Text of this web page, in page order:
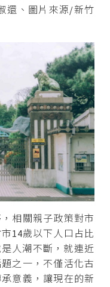
還、圖片來源/新竹
相關親子政策對市
14歲以下人口占比
人潮不斷，就連近
之一，不僅活化古
意義，讓現在的新